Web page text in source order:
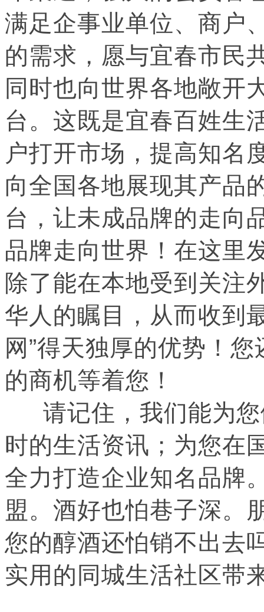
满足企事业单位、商户
的需求，愿与宜春市民
同时也向世界各地敞开
台。这既是宜春百姓生
户打开市场，提高知名
向全国各地展现其产品
台，让未成品牌的走向
品牌走向世界！在这里
除了能在本地受到关注
华人的瞩目，从而收到
网”得天独厚的优势！
的商机等着您！
请记住，我们能为
时的生活资讯；为您在
全力打造企业知名品牌
盟。酒好也怕巷子深。
您的醇酒还怕销不出去
实用的同城生活社区带